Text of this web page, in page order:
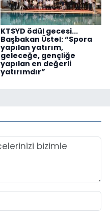
KTSYD ödül gecesi...
Başbakan Üstel: “Spora
yapılan yatırım,
geleceğe, gençliğe
yapılan en değerli
yatırımdır”